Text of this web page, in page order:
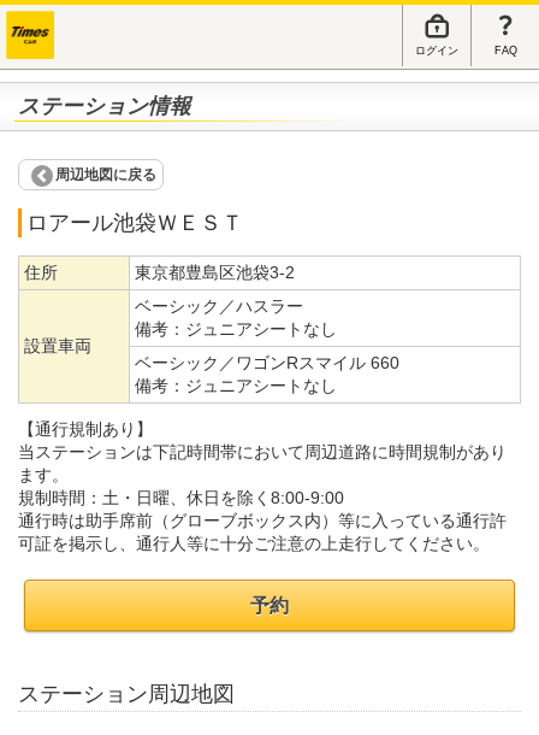
ログイン FAQ
ステーション情報
周辺地図に戻る
ロアール池袋ＷＥＳＴ
住所 東京都豊島区池袋3-2
設置車両
ベーシック／ハスラー
備考： ジュニアシートなし
ベーシック／ワゴンRスマイル 660
備考： ジュニアシートなし
【通行規制あり】
当ステーションは下記時間帯において周辺道路に時間規制があり
ます。
規制時間：土・日曜、休日を除く8:00-9:00
通行時は助手席前（グローブボックス内）等に入っている通行許
可証を掲示し、通行人等に十分ご注意の上走行してください。
予約
ステーション周辺地図